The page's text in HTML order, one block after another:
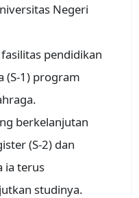
Negeri
pendidikan
(S-1) program
berkelanjutan
(S-2) dan
ia terus
studinya.